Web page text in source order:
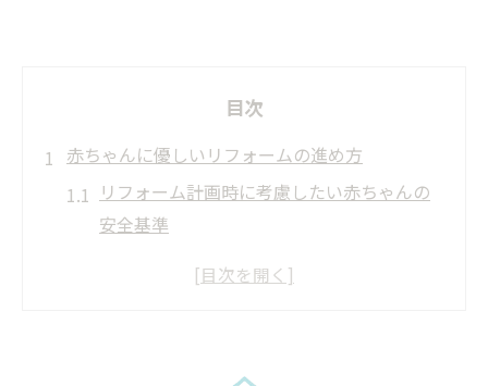
目次
赤ちゃんに優しいリフォームの進め方
リフォーム計画時に考慮したい赤ちゃんの
安全基準
赤ちゃんの成長段階に合わせたリフォーム